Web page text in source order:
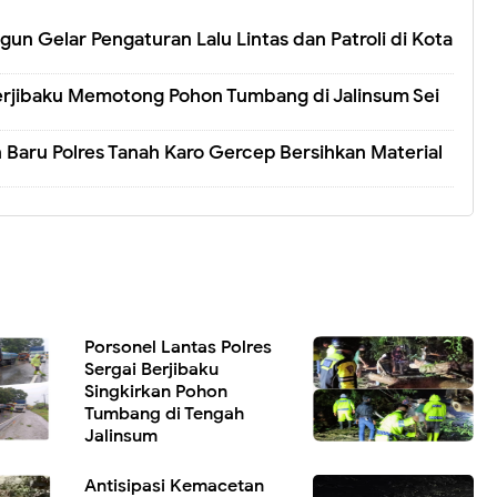
Gelar Pengaturan Lalu Lintas dan Patroli di Kota
Memotong Pohon Tumbang di Jalinsum Sei
Polres Tanah Karo Gercep Bersihkan Material
Porsonel Lantas Polres
Sergai Berjibaku
Singkirkan Pohon
Tumbang di Tengah
Jalinsum
Antisipasi Kemacetan